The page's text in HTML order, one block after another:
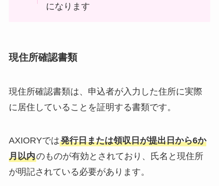
になります
現住所確認書類
現住所確認書類は、申込者が入力した住所に実際
に居住していることを証明する書類です。
AXIORYでは発行日または領収日が提出日から6か
月以内のものが有効とされており、氏名と現住所
が明記されている必要があります。